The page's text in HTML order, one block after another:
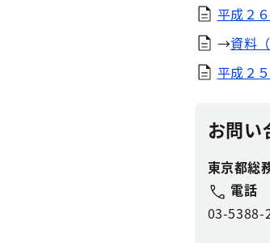
平成２
→資料（
平成２
お問い
東京都総
電話
03-5388-